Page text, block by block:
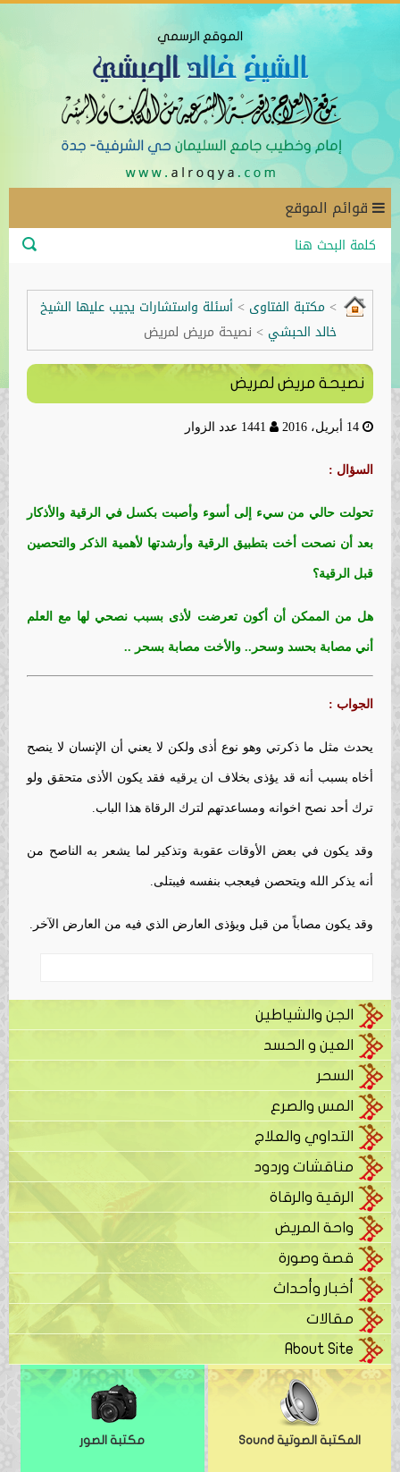
قوائم الموقع
> مكتبة الفتاوى > أسئلة واستشارات يجيب عليها الشيخ
خالد الحبشي > نصيحة مريض لمريض
نصيحة مريض لمريض
السؤال :
تحولت حالي من سيء إلى أسوء وأصبت بكسل في الرقية والأذكار
بعد أن نصحت أخت بتطبيق الرقية وأرشدتها لأهمية الذكر والتحصين
قبل الرقية؟
هل من الممكن أن أكون تعرضت لأذى بسبب نصحي لها مع العلم
أني مصابة بحسد وسحر.. والأخت مصابة بسحر ..
الجواب :
يحدث مثل ما ذكرتي وهو نوع أذى ولكن لا يعني أن الإنسان لا ينصح
أخاه بسبب أنه قد يؤذى بخلاف ان يرقيه فقد يكون الأذى متحقق ولو
ترك أحد نصح اخوانه ومساعدتهم لترك الرقاة هذا الباب.
وقد يكون في بعض الأوقات عقوبة وتذكير لما يشعر به الناصح من
أنه يذكر الله ويتحصن فيعجب بنفسه فيبتلى.
وقد يكون مصاباً من قبل ويؤذى العارض الذي فيه من العارض الآخر.
الجن والشياطين
العين و الحسد
السحر
المس والصرع
التداوي والعلاج
مناقشات وردود
الرقية والرقاة
واحة المريض
قصة وصورة
أخبار وأحداث
مقالات
About Site
المكتبة الصوتية Sound مكتبة الصور